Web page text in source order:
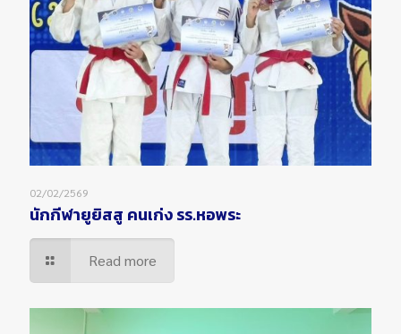
02/02/2569
นักกีฬายูยิสสู คนเก่ง รร.หอพระ
Read more